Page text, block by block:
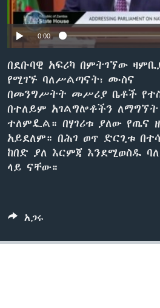
ቋንቋዎች
0:00
በደቡባዊ አፍሪካ በምትገኘው
የሚገኙ ባለሥልጣናት፣ ሙስና
በመንግሥትት መሥሪያ ቤቶች
በተለይም አገልግሎቶችን
ተለምዷል። በሃገሪቱ ያለው የጤና
አይደለም። በሕገ ወጥ ድርጊቱ
ከበድ ያለ እርምጃ እንደሚወስዱ
ላይ ናቸው።
አጋሩ